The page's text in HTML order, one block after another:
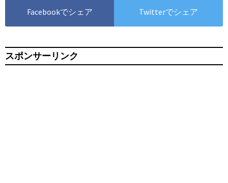
Facebookでシェア Twitterでシェア
スポンサーリンク